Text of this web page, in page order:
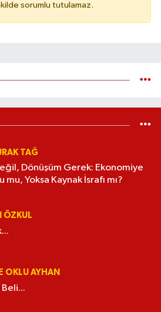
sorumlu tutulamaz.
TAĞ
Dönüşüm Gerek: Ekonomiye
mu, Yoksa Kaynak İsrafı mı?
ÖZKUL
OKLU AYHAN